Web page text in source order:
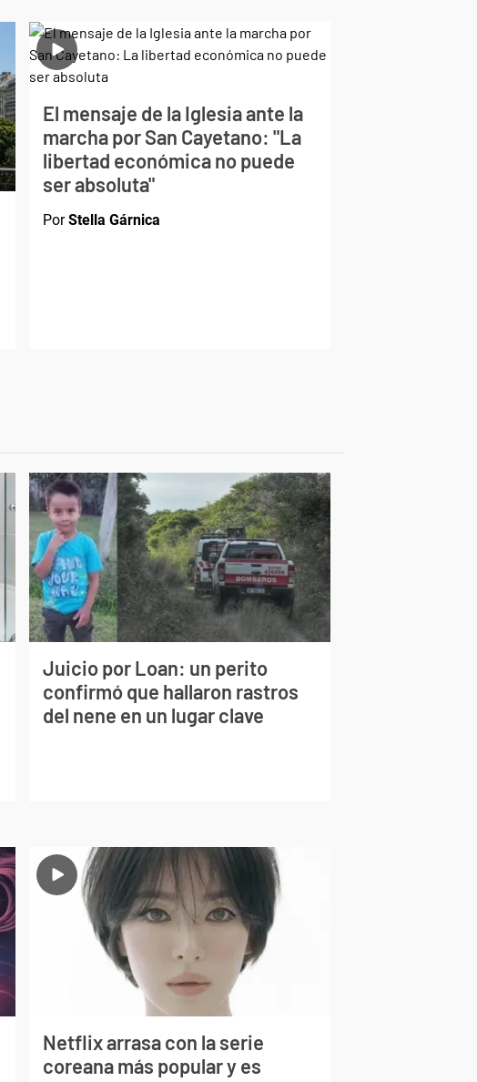
El mensaje de la Iglesia ante la
marcha por San Cayetano: "La
libertad económica no puede
ser absoluta"
PorStella Gárnica
Juicio por Loan: un perito
confirmó que hallaron rastros
del nene en un lugar clave
Netflix arrasa con la serie
coreana más popular y es